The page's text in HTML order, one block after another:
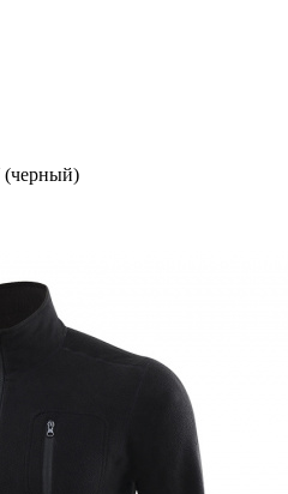
(черный)